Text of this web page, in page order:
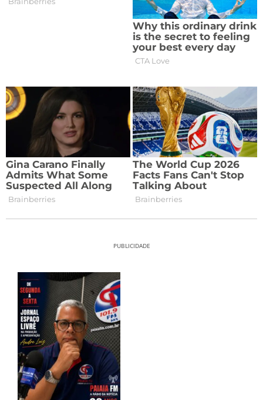
PUBLICIDADE